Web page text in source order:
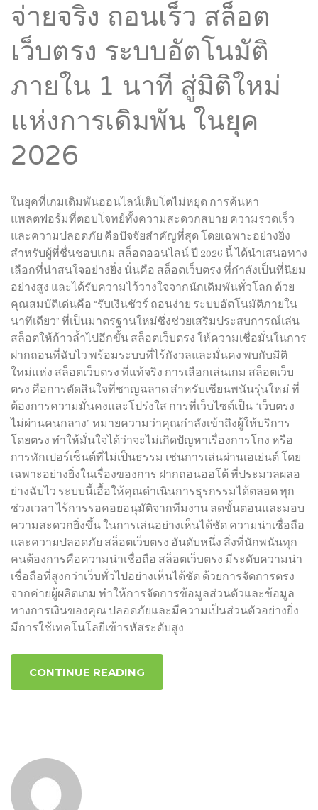
จ่ายจริง ถอนเร็ว สล็อต
เว็บตรง ระบบอัตโนมัติ
ภายใน 1 นาที สู่มิติใหม่
แห่งการเดิมพัน ในยุค
2026
ในยุคที่เกมเดิมพันออนไลน์เติบโตไม่หยุด การค้นหา
แพลตฟอร์มที่ตอบโจทย์ทั้งความสะดวกสบาย ความรวดเร็ว
และความปลอดภัย คือปัจจัยสำคัญที่สุด โดยเฉพาะอย่างยิ่ง
สำหรับผู้ที่ชื่นชอบเกม สล็อตออนไลน์ ปี 2026 นี้ ได้นำเสนอทาง
เลือกที่น่าสนใจอย่างยิ่ง นั่นคือ สล็อตเว็บตรง ที่กำลังเป็นที่นิยม
อย่างสูง และได้รับความไว้วางใจจากนักเดิมพันทั่วโลก ด้วย
คุณสมบัติเด่นคือ “รับเงินชัวร์ ถอนง่าย ระบบอัตโนมัติภายใน
นาทีเดียว” ที่เป็นมาตรฐานใหม่ซึ่งช่วยเสริมประสบการณ์เล่น
สล็อตให้ก้าวล้ำไปอีกขั้น สล็อตเว็บตรง ให้ความเชื่อมั่นในการ
ฝากถอนที่ฉับไว พร้อมระบบที่ไร้กังวลและมั่นคง พบกับมิติ
ใหม่แห่ง สล็อตเว็บตรง ที่แท้จริง การเลือกเล่นเกม สล็อตเว็บ
ตรง คือการตัดสินใจที่ชาญฉลาด สำหรับเซียนพนันรุ่นใหม่ ที่
ต้องการความมั่นคงและโปร่งใส การที่เว็บไซต์เป็น “เว็บตรง
ไม่ผ่านคนกลาง” หมายความว่าคุณกำลังเข้าถึงผู้ให้บริการ
โดยตรง ทำให้มั่นใจได้ว่าจะไม่เกิดปัญหาเรื่องการโกง หรือ
การหักเปอร์เซ็นต์ที่ไม่เป็นธรรม เช่นการเล่นผ่านเอเย่นต์ โดย
เฉพาะอย่างยิ่งในเรื่องของการ ฝากถอนออโต้ ที่ประมวลผลอ
ย่างฉับไว ระบบนี้เอื้อให้คุณดำเนินการธุรกรรมได้ตลอด ทุก
ช่วงเวลา ไร้การรอคอยอนุมัติจากทีมงาน ลดขั้นตอนและมอบ
ความสะดวกยิ่งขึ้น ในการเล่นอย่างเห็นได้ชัด ความน่าเชื่อถือ
และความปลอดภัย สล็อตเว็บตรง อันดับหนึ่ง สิ่งที่นักพนันทุก
คนต้องการคือความน่าเชื่อถือ สล็อตเว็บตรง มีระดับความน่า
เชื่อถือที่สูงกว่าเว็บทั่วไปอย่างเห็นได้ชัด ด้วยการจัดการตรง
จากค่ายผู้ผลิตเกม ทำให้การจัดการข้อมูลส่วนตัวและข้อมูล
ทางการเงินของคุณ ปลอดภัยและมีความเป็นส่วนตัวอย่างยิ่ง
มีการใช้เทคโนโลยีเข้ารหัสระดับสูง
CONTINUE READING